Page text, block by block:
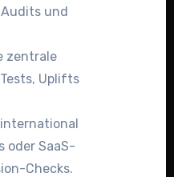
und
zentrale
Uplifts
oder SaaS-
Checks.